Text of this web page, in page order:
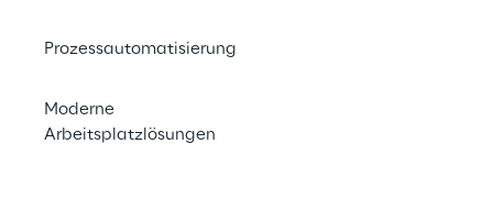
Prozessautomatisierung
Moderne
Arbeitsplatzlösungen